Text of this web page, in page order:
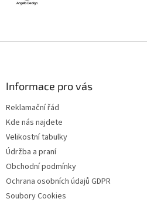
Informace pro vás
Reklamační řád
Kde nás najdete
Velikostní tabulky
Údržba a praní
Obchodní podmínky
Ochrana osobních údajů GDPR
Soubory Cookies